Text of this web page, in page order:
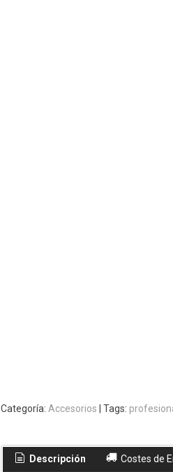
Categoría: Accesorios | Tags:
Descripción Costes de